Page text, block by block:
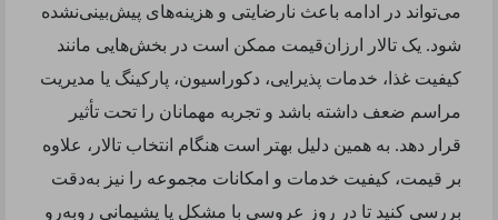
می‌تواند در ادامه باعث نارضایتی و هزینه‌های پیش‌بینی‌نشده
شود. یک تالار ارزان‌قیمت ممکن است در بخش‌هایی مانند
کیفیت غذا، خدمات پذیرایی، دکوراسیون، پارکینگ یا مدیریت
مراسم ضعف داشته باشد و تجربه مهمانان را تحت تأثیر
قرار دهد. به همین دلیل بهتر است هنگام انتخاب تالار، علاوه
بر قیمت، کیفیت خدمات و امکانات مجموعه را نیز به‌دقت
بررسی کنید تا در روز عروسی با مشکل یا پشیمانی روبه‌رو